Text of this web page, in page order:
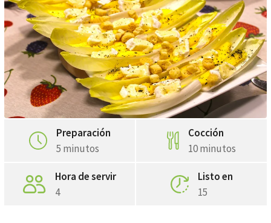
Whatsapp
Pinterest
Preparación
5 minutos
Cocción
10 minutos
Hora de servir
4
Listo en
15